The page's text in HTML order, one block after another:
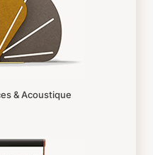
& Acoustique